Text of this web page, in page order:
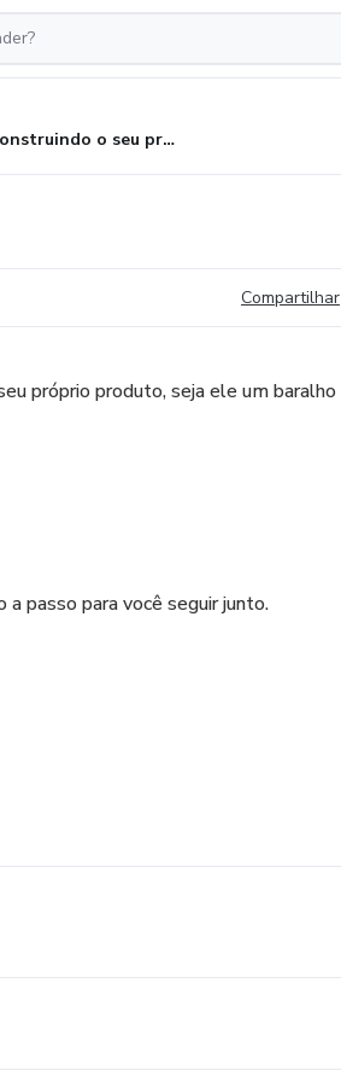
Construindo o seu produto do zero
Compartilhar
próprio produto, seja ele um baralho
passo para você seguir junto.
do texto.